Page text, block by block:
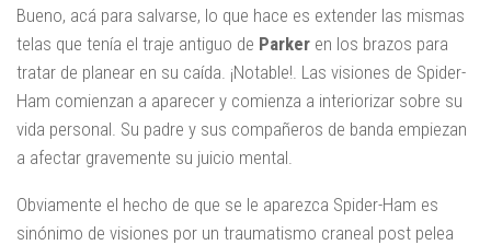
Bueno, acá para salvarse, lo que hace es extender las mismas
telas que tenía el traje antiguo de Parker en los brazos para
tratar de planear en su caída. ¡Notable!. Las visiones de Spider-
Ham comienzan a aparecer y comienza a interiorizar sobre su
vida personal. Su padre y sus compañeros de banda empiezan
a afectar gravemente su juicio mental.
Obviamente el hecho de que se le aparezca Spider-Ham es
sinónimo de visiones por un traumatismo craneal post pelea